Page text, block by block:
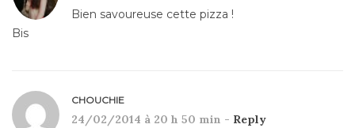
Bien savoureuse cette pizza !
Bis
CHOUCHIE
24/02/2014 à 20 h 50 min - Reply